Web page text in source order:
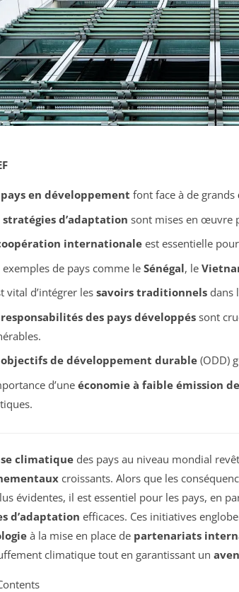
pays en développement font face à de grands
stratégies d’adaptation sont mises en œuvre
internationaleest essentielle
exemples de pays comme le Sénégal, le
vital d’intégrer les savoirs traditionnelsdans
responsabilités des pays développéssont
objectifs de développement durable(ODD)
d’uneéconomie à faible émission
climatique des pays au niveau mondial
croissants. Alors que les
évidentes, il est essentiel pour les pays, en
d’adaptation efficaces. Ces initiatives
à la mise en place de partenariats
climatique tout en garantissant un